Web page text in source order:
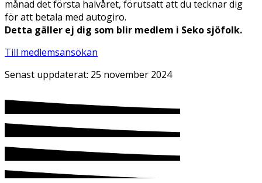
månad det första halvåret, förutsatt att du tecknar dig
för att betala med autogiro.
Detta gäller ej dig som blir medlem i Seko sjöfolk.
Till medlemsansökan
Senast uppdaterat: 25 november 2024